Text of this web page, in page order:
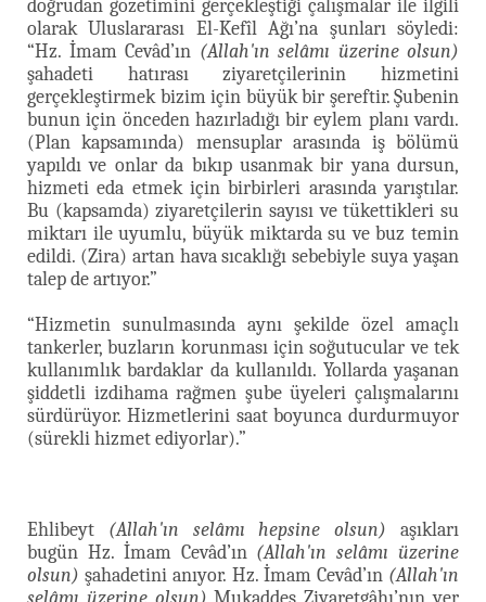
doğrudan gözetimini gerçekleştiği çalışmalar ile ilgili
olarak Uluslararası El-Kefîl Ağı’na şunları söyledi:
“Hz. İmam Cevâd’ın (Allah'ın selâmı üzerine olsun)
şahadeti hatırası ziyaretçilerinin hizmetini
gerçekleştirmek bizim için büyük bir şereftir. Şubenin
bunun için önceden hazırladığı bir eylem planı vardı.
(Plan kapsamında) mensuplar arasında iş bölümü
yapıldı ve onlar da bıkıp usanmak bir yana dursun,
hizmeti eda etmek için birbirleri arasında yarıştılar.
Bu (kapsamda) ziyaretçilerin sayısı ve tükettikleri su
miktarı ile uyumlu, büyük miktarda su ve buz temin
edildi. (Zira) artan hava sıcaklığı sebebiyle suya yaşan
talep de artıyor.”
“Hizmetin sunulmasında aynı şekilde özel amaçlı
tankerler, buzların korunması için soğutucular ve tek
kullanımlık bardaklar da kullanıldı. Yollarda yaşanan
şiddetli izdihama rağmen şube üyeleri çalışmalarını
sürdürüyor. Hizmetlerini saat boyunca durdurmuyor
(sürekli hizmet ediyorlar).”
Ehlibeyt (Allah'ın selâmı hepsine olsun) aşıkları
bugün Hz. İmam Cevâd’ın (Allah'ın selâmı üzerine
olsun) şahadetini anıyor. Hz. İmam Cevâd’ın (Allah'ın